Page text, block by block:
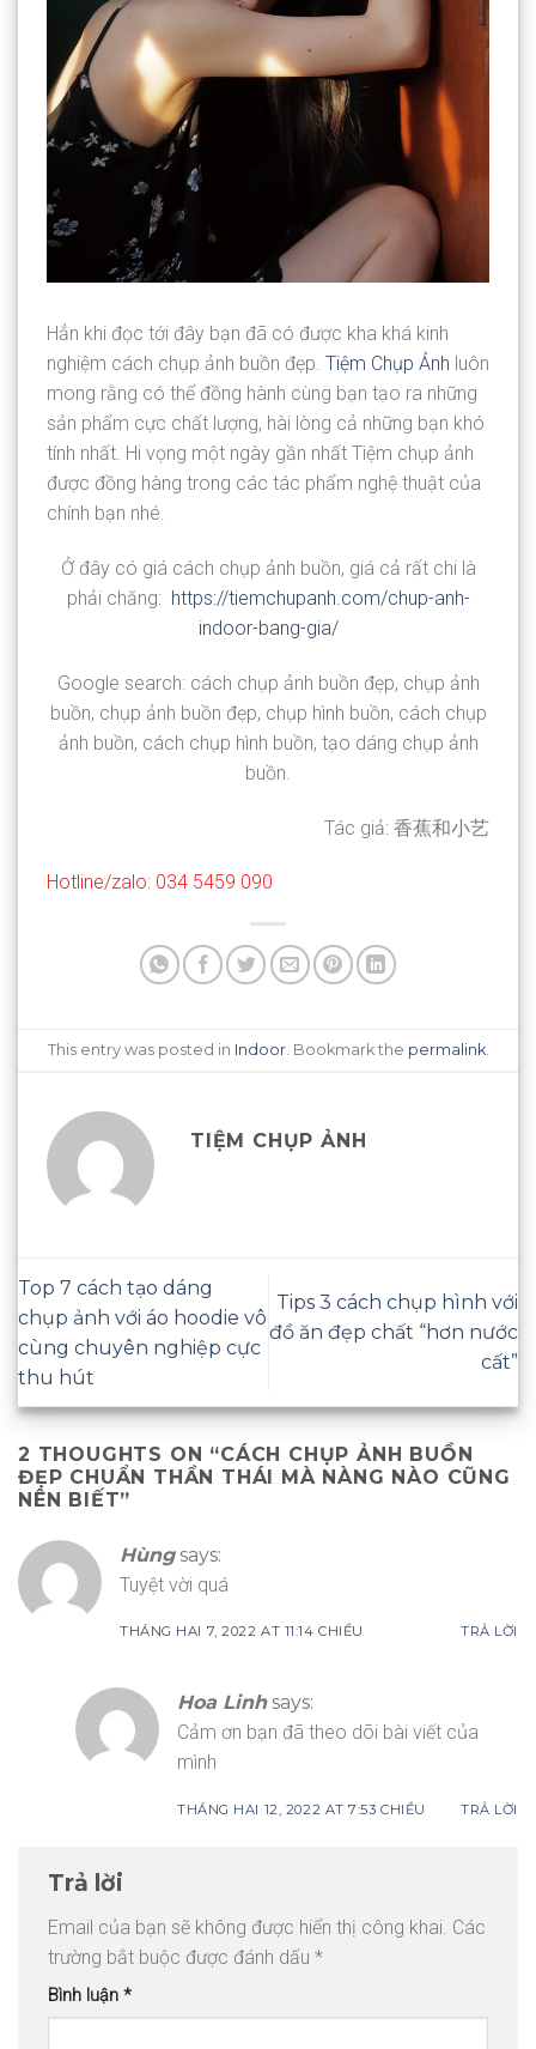
Hẳn khi đọc tới đây bạn đã có được kha khá kinh
nghiệm cách chụp ảnh buồn đẹp. Tiệm Chụp Ảnh luôn
mong rằng có thể đồng hành cùng bạn tạo ra những
sản phẩm cực chất lượng, hài lòng cả những bạn khó
tính nhất. Hi vọng một ngày gần nhất Tiệm chụp ảnh
được đồng hàng trong các tác phẩm nghệ thuật của
chính bạn nhé.
Ở đây có giá cách chụp ảnh buồn, giá cả rất chi là
phải chăng: https://tiemchupanh.com/chup-anh-
indoor-bang-gia/
Google search: cách chụp ảnh buồn đẹp, chụp ảnh
buồn, chụp ảnh buồn đẹp, chụp hình buồn, cách chụp
ảnh buồn, cách chụp hình buồn, tạo dáng chụp ảnh
buồn.
Tác giả: 香蕉和小艺
Hotline/zalo: 034 5459 090
This entry was posted in Indoor. Bookmark the permalink.
TIỆM CHỤP ẢNH
Top 7 cách tạo dáng
chụp ảnh với áo hoodie vô
cùng chuyên nghiệp cực
thu hút
Tips 3 cách chụp hình với
đồ ăn đẹp chất “hơn nước
cất”
2 THOUGHTS ON “CÁCH CHỤP ẢNH BUỒN
ĐẸP CHUẨN THẦN THÁI MÀ NÀNG NÀO CŨNG
NÊN BIẾT”
Hùng says:
Tuyệt vời quá
THÁNG HAI 7, 2022 AT 11:14 CHIỀU TRẢ LỜI
Hoa Linh says:
Cảm ơn bạn đã theo dõi bài viết của
mình
THÁNG HAI 12, 2022 AT 7:53 CHIỀU TRẢ LỜI
Trả lời
Email của bạn sẽ không được hiển thị công khai. Các
trường bắt buộc được đánh dấu *
Bình luận *